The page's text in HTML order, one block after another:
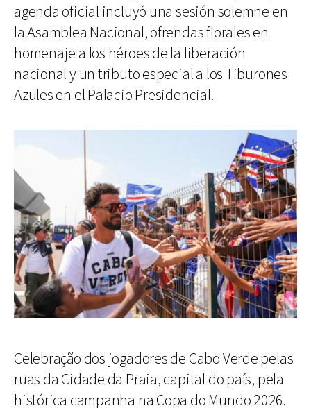
agenda oficial incluyó una sesión solemne en
la Asamblea Nacional, ofrendas florales en
homenaje a los héroes de la liberación
nacional y un tributo especial a los Tiburones
Azules en el Palacio Presidencial.
Celebração dos jogadores de Cabo Verde pelas
ruas da Cidade da Praia, capital do país, pela
histórica campanha na Copa do Mundo 2026.